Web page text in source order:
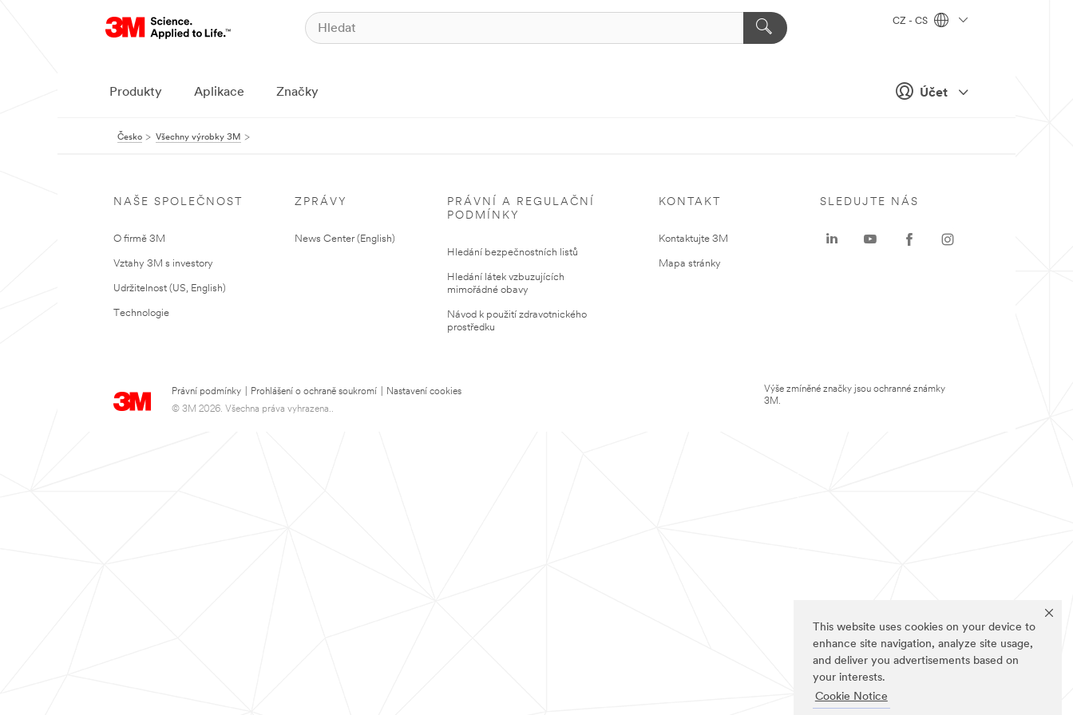
This website uses cookies on your device to
enhance site navigation, analyze site usage,
and deliver you advertisements based on
your interests.
Cookie Notice
Účet
CZ - CS
Produkty Aplikace Značky
Česko Všechny výrobky 3M
NAŠE SPOLEČNOST
O firmě 3M
Vztahy 3M s investory
Udržitelnost (US, English)
Technologie
ZPRÁVY
News Center (English)
PRÁVNÍ A REGULAČNÍ
PODMÍNKY
Hledání bezpečnostních listů
Hledání látek vzbuzujících
mimořádné obavy
Návod k použití zdravotnického
prostředku
KONTAKT
Kontaktujte 3M
Mapa stránky
Právní podmínky Prohlášení o ochraně soukromí
Nastavení cookies
© 3M 2026. Všechna práva vyhrazena..
SLEDUJTE NÁS
Výše zmíněné značky jsou ochranné známky
3M.